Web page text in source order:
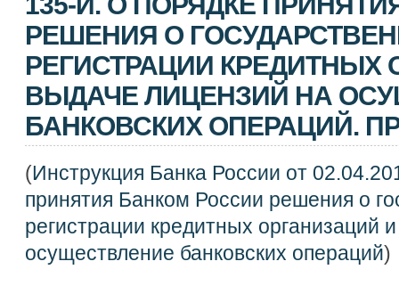
РЕШЕНИЯ О
РЕГИСТРАЦИИ КРЕДИТНЫХ
ВЫДАЧЕ ЛИЦЕНЗИЙ НА
БАНКОВСКИХ ОПЕРАЦИЙ.
(Инструкция Банка России от
принятия Банком России решения о
регистрации кредитных организаций
осуществление банковских операций)